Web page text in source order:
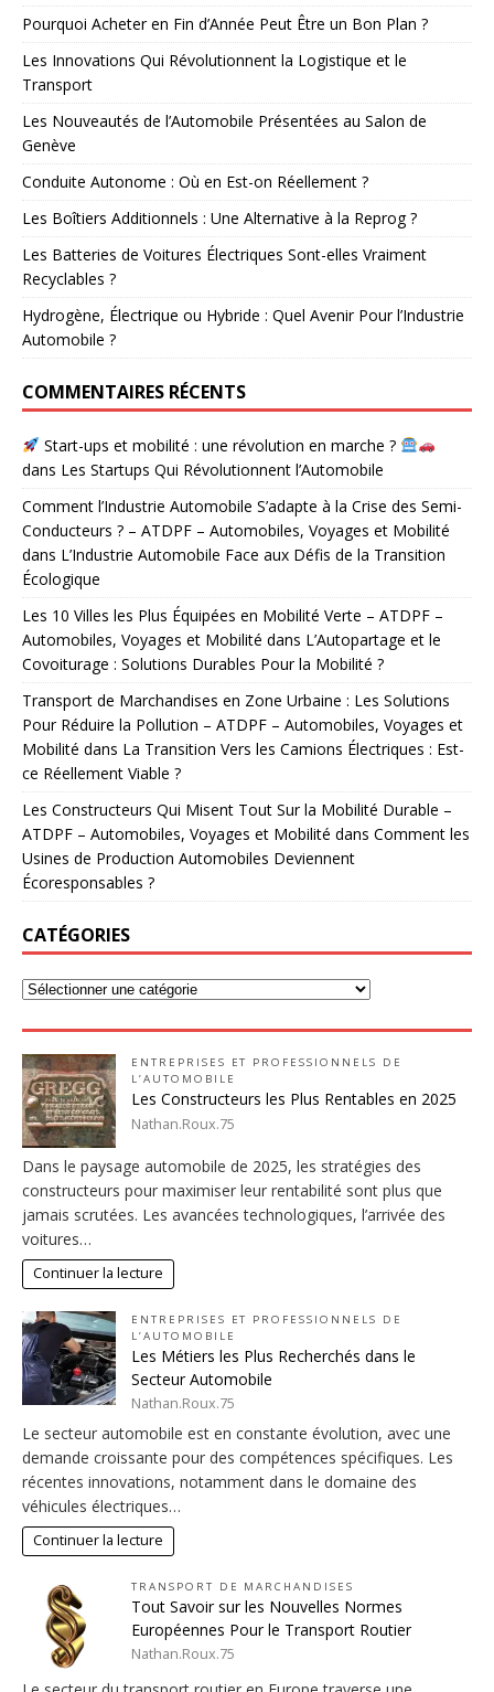
Pourquoi Acheter en Fin d’Année Peut Être un Bon Plan ?
Les Innovations Qui Révolutionnent la Logistique et le
Transport
Les Nouveautés de l’Automobile Présentées au Salon de
Genève
Conduite Autonome : Où en Est-on Réellement ?
Les Boîtiers Additionnels : Une Alternative à la Reprog ?
Les Batteries de Voitures Électriques Sont-elles Vraiment
Recyclables ?
Hydrogène, Électrique ou Hybride : Quel Avenir Pour l’Industrie
Automobile ?
COMMENTAIRES RÉCENTS
Start-ups et mobilité : une révolution en marche ?
dans Les Startups Qui Révolutionnent l’Automobile
Comment l’Industrie Automobile S’adapte à la Crise des Semi-
Conducteurs ? – ATDPF – Automobiles, Voyages et Mobilité
dans L’Industrie Automobile Face aux Défis de la Transition
Écologique
Les 10 Villes les Plus Équipées en Mobilité Verte – ATDPF –
Automobiles, Voyages et Mobilité dans L’Autopartage et le
Covoiturage : Solutions Durables Pour la Mobilité ?
Transport de Marchandises en Zone Urbaine : Les Solutions
Pour Réduire la Pollution – ATDPF – Automobiles, Voyages et
Mobilité dans La Transition Vers les Camions Électriques : Est-
ce Réellement Viable ?
Les Constructeurs Qui Misent Tout Sur la Mobilité Durable –
ATDPF – Automobiles, Voyages et Mobilité dans Comment les
Usines de Production Automobiles Deviennent
Écoresponsables ?
CATÉGORIES
ENTREPRISES ET PROFESSIONNELS DE
L’AUTOMOBILE
Les Constructeurs les Plus Rentables en 2025
Nathan.Roux.75
Dans le paysage automobile de 2025, les stratégies des
constructeurs pour maximiser leur rentabilité sont plus que
jamais scrutées. Les avancées technologiques, l’arrivée des
voitures…
Continuer la lecture
ENTREPRISES ET PROFESSIONNELS DE
L’AUTOMOBILE
Les Métiers les Plus Recherchés dans le
Secteur Automobile
Nathan.Roux.75
Le secteur automobile est en constante évolution, avec une
demande croissante pour des compétences spécifiques. Les
récentes innovations, notamment dans le domaine des
véhicules électriques…
Continuer la lecture
TRANSPORT DE MARCHANDISES
Tout Savoir sur les Nouvelles Normes
Européennes Pour le Transport Routier
Nathan.Roux.75